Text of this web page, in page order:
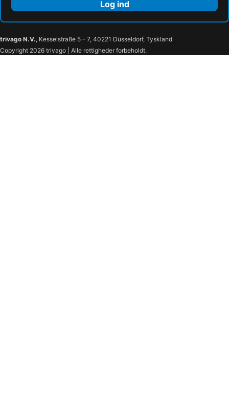
Log ind
trivago N.V., Kesselstraße 5 – 7, 40221 Düsseldorf, Tyskland
Copyright 2026 trivago | Alle rettigheder forbeholdt.